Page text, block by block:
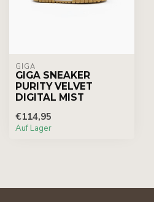
GIGA
GIGA SNEAKER
PURITY VELVET
DIGITAL MIST
€114,95
Auf Lager